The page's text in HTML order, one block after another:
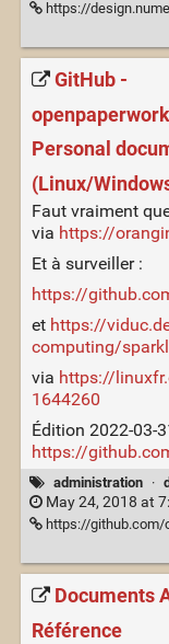
https://
GitHub -
Personal
(Linux/
Faut vraiment
via https://
Et à surveiller :
https://
et https://
computing/
via https://
1644260
Édition 2022-03-
https://
administration ·
May 24, 2018 at
https://github.com/
Documents
Référence